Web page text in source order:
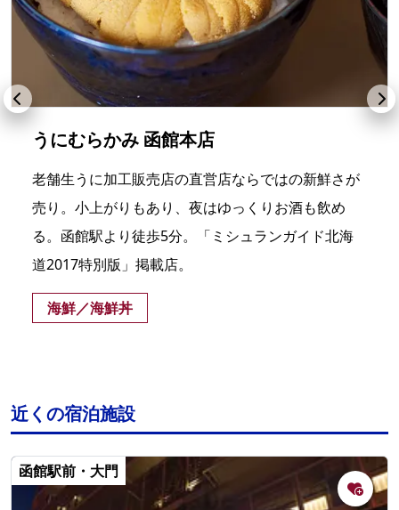
うにむらかみ 函館本店
老舗生うに加工販売店の直営店ならではの新鮮さが
売り。小上がりもあり、夜はゆっくりお酒も飲め
る。函館駅より徒歩5分。「ミシュランガイド北海
道2017特別版」掲載店。
海鮮／海鮮丼
近くの宿泊施設
函館駅前・大門